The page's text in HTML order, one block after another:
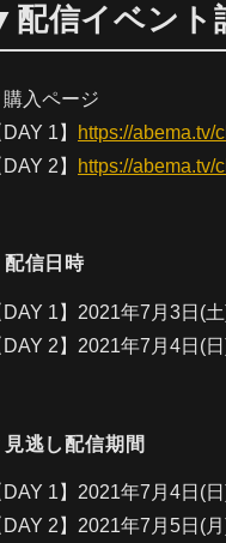
配信イベント
入ページ
DAY 1】
https://
DAY 2】
https://
信日時
DAY 1】2021年7月3日(
DAY 2】2021年7月4日(
逃し配信期間
DAY 1】2021年7月4日(
DAY 2】2021年7月5日(